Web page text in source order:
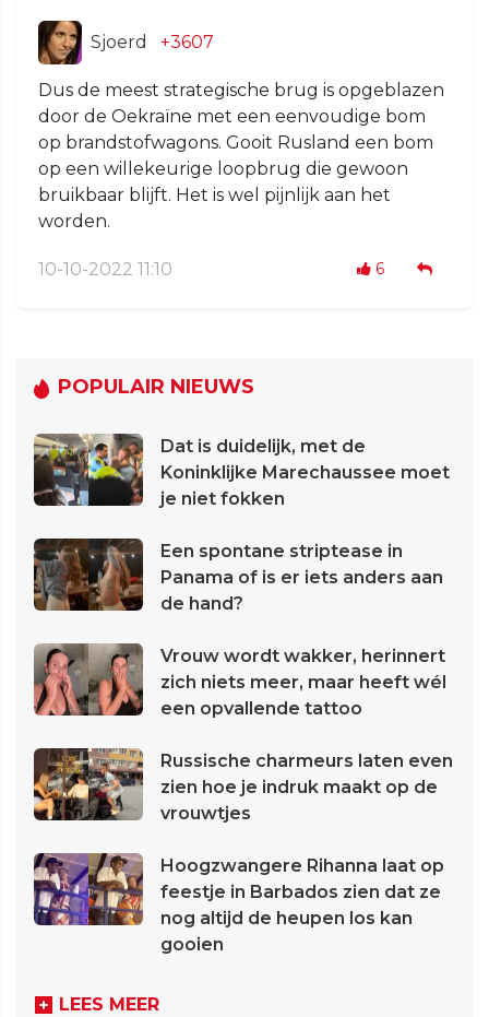
Sjoerd +3607
Dus de meest strategische brug is opgeblazen
door de Oekraïne met een eenvoudige bom
op brandstofwagons. Gooit Rusland een bom
op een willekeurige loopbrug die gewoon
bruikbaar blijft. Het is wel pijnlijk aan het
worden.
10-10-2022 11:10 6
POPULAIR NIEUWS
Dat is duidelijk, met de
Koninklijke Marechaussee moet
je niet fokken
Een spontane striptease in
Panama of is er iets anders aan
de hand?
Vrouw wordt wakker, herinnert
zich niets meer, maar heeft wél
een opvallende tattoo
Russische charmeurs laten even
zien hoe je indruk maakt op de
vrouwtjes
Hoogzwangere Rihanna laat op
feestje in Barbados zien dat ze
nog altijd de heupen los kan
gooien
LEES MEER